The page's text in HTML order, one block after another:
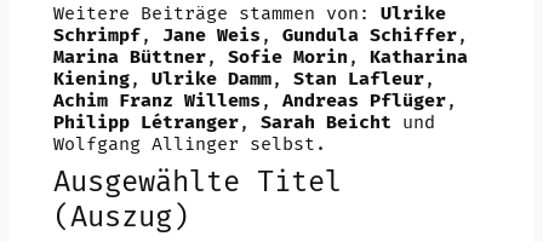
Weitere Beiträge stammen von: Ulrike
Schrimpf, Jane Weis , Gundula Schiffer,
Marina Büttner, Sofie Morin , Katharina
Kiening, Ulrike Damm, Stan Lafleur,
Achim Franz Willems , Andreas Pflüger,
Philipp Létranger, Sarah Beicht und
Wolfgang Allinger selbst.
Ausgewählte Titel
(Auszug)